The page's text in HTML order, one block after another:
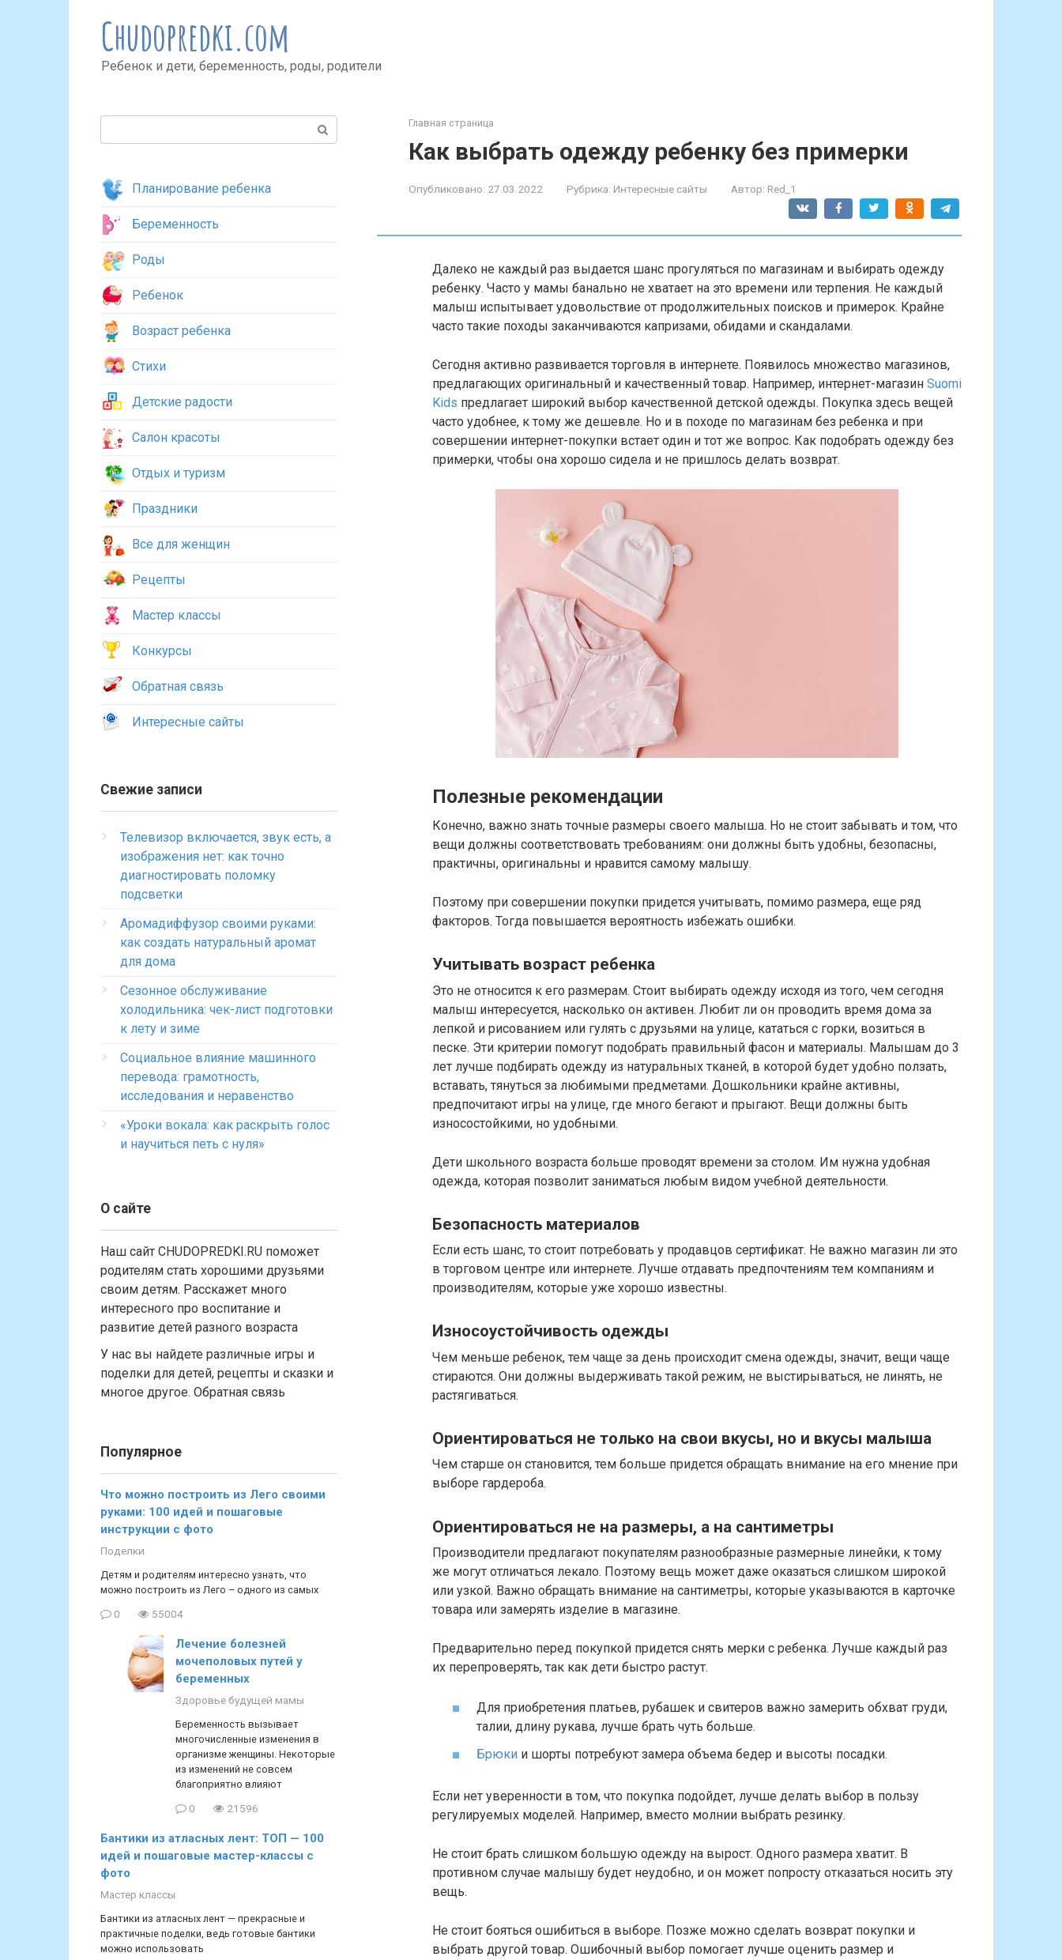
Chudopredki.com
Ребенок и дети, беременность, роды, родители
Главная страница
Как выбрать одежду ребенку без примерки
Опубликовано: 27.03.2022 Рубрика: Интересные сайты Автор: Red_1
Далеко не каждый раз выдается шанс прогуляться по магазинам и выбирать одежду
ребенку. Часто у мамы банально не хватает на это времени или терпения. Не каждый
малыш испытывает удовольствие от продолжительных поисков и примерок. Крайне
часто такие походы заканчиваются капризами, обидами и скандалами.
Сегодня активно развивается торговля в интернете. Появилось множество магазинов,
предлагающих оригинальный и качественный товар. Например, интернет-магазин Suomi
Kids предлагает широкий выбор качественной детской одежды. Покупка здесь вещей
часто удобнее, к тому же дешевле. Но и в походе по магазинам без ребенка и при
совершении интернет-покупки встает один и тот же вопрос. Как подобрать одежду без
примерки, чтобы она хорошо сидела и не пришлось делать возврат.
Полезные рекомендации
Конечно, важно знать точные размеры своего малыша. Но не стоит забывать и том, что
вещи должны соответствовать требованиям: они должны быть удобны, безопасны,
практичны, оригинальны и нравится самому малышу.
Поэтому при совершении покупки придется учитывать, помимо размера, еще ряд
факторов. Тогда повышается вероятность избежать ошибки.
Учитывать возраст ребенка
Это не относится к его размерам. Стоит выбирать одежду исходя из того, чем сегодня
малыш интересуется, насколько он активен. Любит ли он проводить время дома за
лепкой и рисованием или гулять с друзьями на улице, кататься с горки, возиться в
песке. Эти критерии помогут подобрать правильный фасон и материалы. Малышам до 3
лет лучше подбирать одежду из натуральных тканей, в которой будет удобно ползать,
вставать, тянуться за любимыми предметами. Дошкольники крайне активны,
предпочитают игры на улице, где много бегают и прыгают. Вещи должны быть
износостойкими, но удобными.
Дети школьного возраста больше проводят времени за столом. Им нужна удобная
одежда, которая позволит заниматься любым видом учебной деятельности.
Безопасность материалов
Если есть шанс, то стоит потребовать у продавцов сертификат. Не важно магазин ли это
в торговом центре или интернете. Лучше отдавать предпочтениям тем компаниям и
производителям, которые уже хорошо известны.
Износоустойчивость одежды
Чем меньше ребенок, тем чаще за день происходит смена одежды, значит, вещи чаще
стираются. Они должны выдерживать такой режим, не выстирываться, не линять, не
растягиваться.
Ориентироваться не только на свои вкусы, но и вкусы малыша
Чем старше он становится, тем больше придется обращать внимание на его мнение при
выборе гардероба.
Ориентироваться не на размеры, а на сантиметры
Производители предлагают покупателям разнообразные размерные линейки, к тому
же могут отличаться лекало. Поэтому вещь может даже оказаться слишком широкой
или узкой. Важно обращать внимание на сантиметры, которые указываются в карточке
товара или замерять изделие в магазине.
Предварительно перед покупкой придется снять мерки с ребенка. Лучше каждый раз
их перепроверять, так как дети быстро растут.
Для приобретения платьев, рубашек и свитеров важно замерить обхват груди,
талии, длину рукава, лучше брать чуть больше.
Брюки и шорты потребуют замера объема бедер и высоты посадки.
Если нет уверенности в том, что покупка подойдет, лучше делать выбор в пользу
регулируемых моделей. Например, вместо молнии выбрать резинку.
Не стоит брать слишком большую одежду на вырост. Одного размера хватит. В
противном случае малышу будет неудобно, и он может попросту отказаться носить эту
вещь.
Не стоит бояться ошибиться в выборе. Позже можно сделать возврат покупки и
выбрать другой товар. Ошибочный выбор помогает лучше оценить размер и
Планирование ребенка
Беременность
Роды
Ребенок
Возраст ребенка
Стихи
Детские радости
Салон красоты
Отдых и туризм
Праздники
Все для женщин
Рецепты
Мастер классы
Конкурсы
Обратная связь
Интересные сайты
Свежие записи
Телевизор включается, звук есть, а
изображения нет: как точно
диагностировать поломку
подсветки
Аромадиффузор своими руками:
как создать натуральный аромат
для дома
Сезонное обслуживание
холодильника: чек-лист подготовки
к лету и зиме
Социальное влияние машинного
перевода: грамотность,
исследования и неравенство
«Уроки вокала: как раскрыть голос
и научиться петь с нуля»
О сайте
Наш сайт CHUDOPREDKI.RU поможет
родителям стать хорошими друзьями
своим детям. Расскажет много
интересного про воспитание и
развитие детей разного возраста
У нас вы найдете различные игры и
поделки для детей, рецепты и сказки и
многое другое. Обратная связь
Популярное
Что можно построить из Лего своими
руками: 100 идей и пошаговые
инструкции с фото
Поделки
Детям и родителям интересно узнать, что
можно построить из Лего – одного из самых
0 55004
Лечение болезней
мочеполовых путей у
беременных
Здоровье будущей мамы
Беременность вызывает
многочисленные изменения в
организме женщины. Некоторые
из изменений не совсем
благоприятно влияют
0 21596
Бантики из атласных лент: ТОП — 100
идей и пошаговые мастер-классы с
фото
Мастер классы
Бантики из атласных лент — прекрасные и
практичные поделки, ведь готовые бантики
можно использовать